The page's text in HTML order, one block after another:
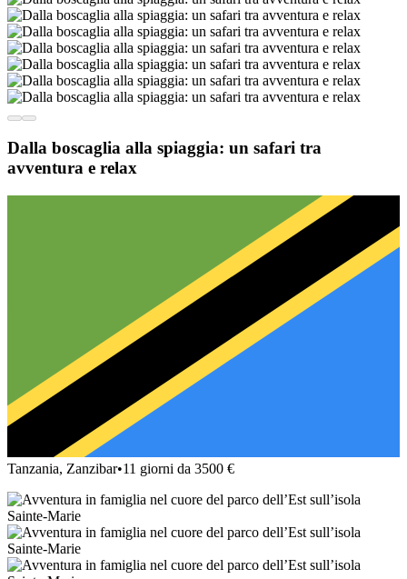
Dalla boscaglia alla spiaggia: un safari tra
avventura e relax
Tanzania, Zanzibar•11 giorni da 3500 €